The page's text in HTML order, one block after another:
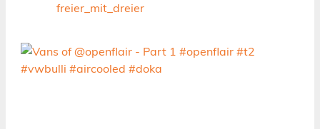
freier_mit_dreier